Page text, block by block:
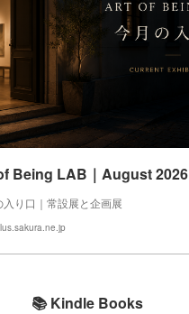
Being LAB｜August 2026
入り口｜常設展と企画展
📚 Kindle Books